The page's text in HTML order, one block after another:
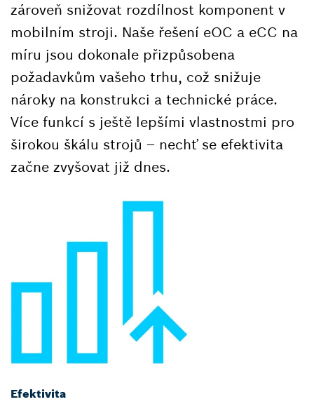
zároveň snižovat rozdílnost komponent v
mobilním stroji. Naše řešení eOC a eCC na
míru jsou dokonale přizpůsobena
požadavkům vašeho trhu, což snižuje
nároky na konstrukci a technické práce.
Více funkcí s ještě lepšími vlastnostmi pro
širokou škálu strojů – nechť se efektivita
začne zvyšovat již dnes.
Efektivita